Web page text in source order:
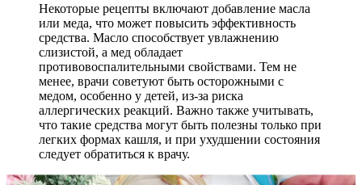
Некоторые рецепты включают добавление масла
или меда, что может повысить эффективность
средства. Масло способствует увлажнению
слизистой, а мед обладает
противовоспалительными свойствами. Тем не
менее, врачи советуют быть осторожными с
медом, особенно у детей, из-за риска
аллергических реакций. Важно также учитывать,
что такие средства могут быть полезны только при
легких формах кашля, и при ухудшении состояния
следует обратиться к врачу.